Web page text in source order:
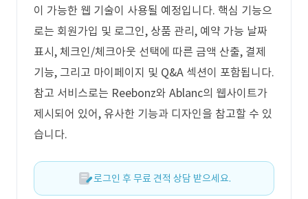
이 가능한 웹 기술이 사용될 예정입니다. 핵심 기능으
로는 회원가입 및 로그인, 상품 관리, 예약 가능 날짜
표시, 체크인/체크아웃 선택에 따른 금액 산출, 결제
기능, 그리고 마이페이지 및 Q&A 섹션이 포함됩니다.
참고 서비스로는 Reebonz와 Ablanc의 웹사이트가
제시되어 있어, 유사한 기능과 디자인을 참고할 수 있
습니다.
로그인 후 무료 견적 상담 받으세요.